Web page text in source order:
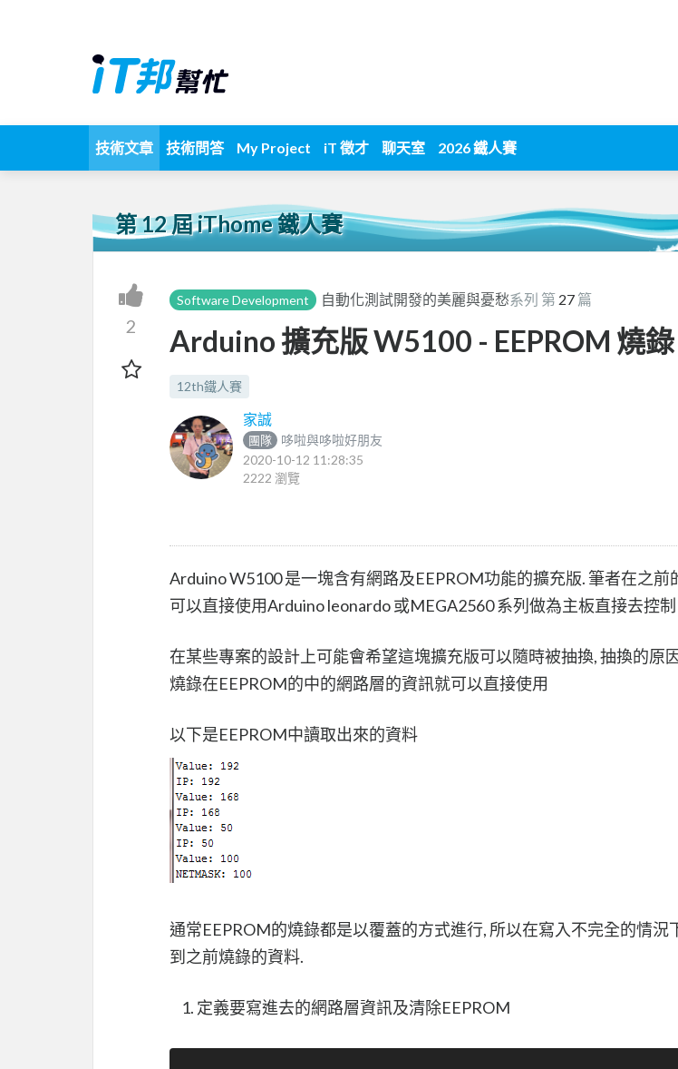
技術文章 技術問答 My Project iT 徵才 聊天室 2026 鐵人賽
第 12 屆 iThome 鐵人賽
2
Software Development 自動化測試開發的美麗與憂愁系列 第 27 篇
Arduino 擴充版 W5100 - EEPROM 燒錄
12th鐵人賽
家誠
團隊
哆啦與哆啦好朋友
2020-10-12 11:28:35
2222 瀏覽
Arduino W5100 是一塊含有網路及EEPROM功能的擴充版. 筆者在之前
可以直接使用Arduino leonardo 或MEGA2560 系列做為主板直接去控制
在某些專案的設計上可能會希望這塊擴充版可以隨時被抽換, 抽換的原
燒錄在EEPROM的中的網路層的資訊就可以直接使用
以下是EEPROM中讀取出來的資料
通常EEPROM的燒錄都是以覆蓋的方式進行, 所以在寫入不完全的情況
到之前燒錄的資料.
定義要寫進去的網路層資訊及清除EEPROM